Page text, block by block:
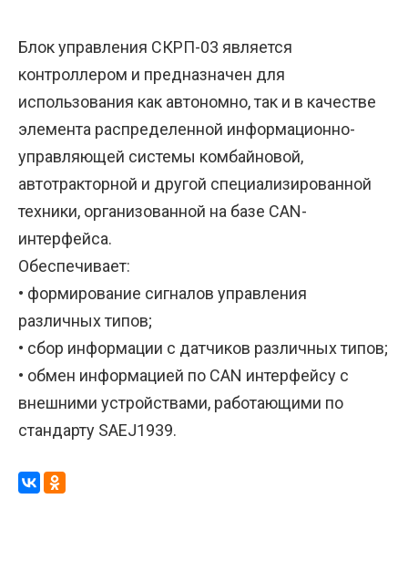
Блок управления СКРП-03 является
контроллером и предназначен для
использования как автономно, так и в качестве
элемента распределенной информационно-
управляющей системы комбайновой,
автотракторной и другой специализированной
техники, организованной на базе CAN-
интерфейса.
Обеспечивает:
• формирование сигналов управления
различных типов;
• сбор информации с датчиков различных типов;
• обмен информацией по CAN интерфейсу с
внешними устройствами, работающими по
стандарту SAEJ1939.